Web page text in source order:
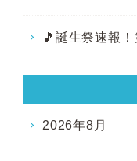
🎵誕生祭速報！
2026年8月